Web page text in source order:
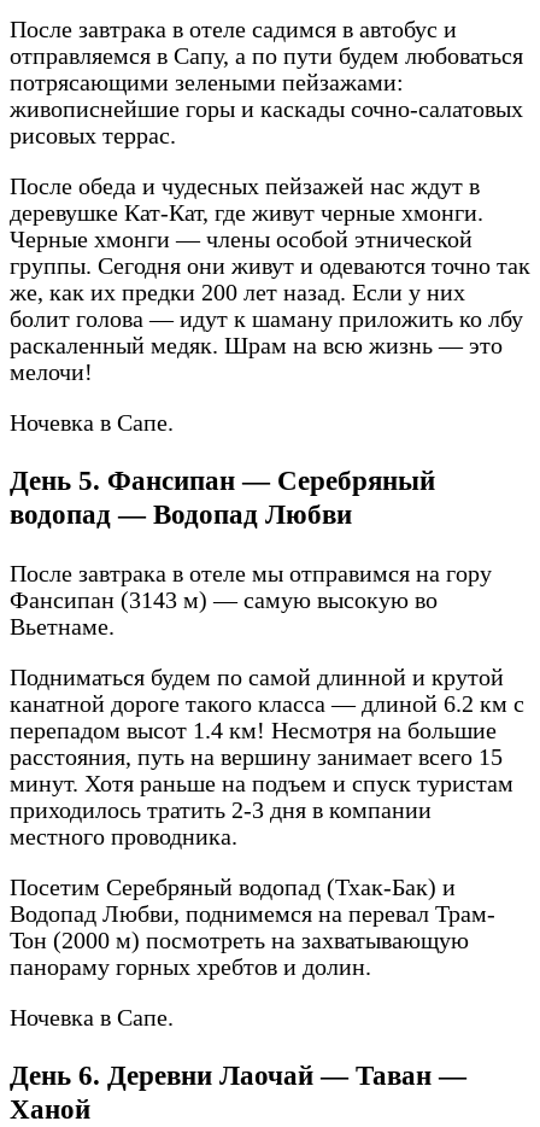
После завтрака в отеле садимся в автобус и
отправляемся в Сапу, а по пути будем любоваться
потрясающими зелеными пейзажами:
живописнейшие горы и каскады сочно-салатовых
рисовых террас.
После обеда и чудесных пейзажей нас ждут в
деревушке Кат-Кат, где живут черные хмонги.
Черные хмонги — члены особой этнической
группы. Сегодня они живут и одеваются точно так
же, как их предки 200 лет назад. Если у них
болит голова — идут к шаману приложить ко лбу
раскаленный медяк. Шрам на всю жизнь — это
мелочи!
Ночевка в Сапе.
День 5. Фансипан — Серебряный
водопад — Водопад Любви
После завтрака в отеле мы отправимся на гору
Фансипан (3143 м) — самую высокую во
Вьетнаме.
Подниматься будем по самой длинной и крутой
канатной дороге такого класса — длиной 6.2 км с
перепадом высот 1.4 км! Несмотря на большие
расстояния, путь на вершину занимает всего 15
минут. Хотя раньше на подъем и спуск туристам
приходилось тратить 2-3 дня в компании
местного проводника.
Посетим Серебряный водопад (Тхак-Бак) и
Водопад Любви, поднимемся на перевал Трам-
Тон (2000 м) посмотреть на захватывающую
панораму горных хребтов и долин.
Ночевка в Сапе.
День 6. Деревни Лаочай — Таван —
Ханой